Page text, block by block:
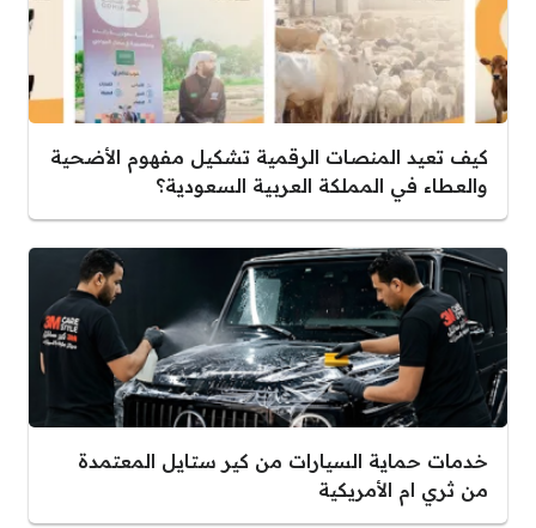
كيف تعيد المنصات الرقمية تشكيل مفهوم الأضحية
والعطاء في المملكة العربية السعودية؟
خدمات حماية السيارات من كير ستايل المعتمدة
من ثري ام الأمريكية